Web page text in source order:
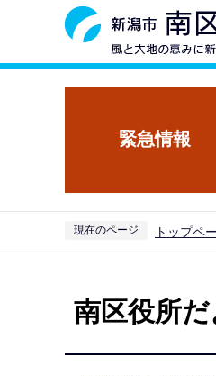
ペ
緊急情報
現在のページ トップペ
南区役所